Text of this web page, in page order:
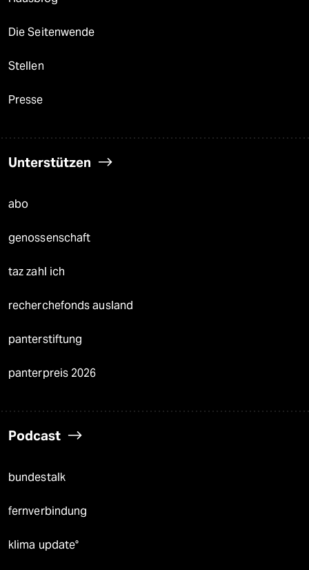
Die Seitenwende
Stellen
Presse
Unterstützen
abo
genossenschaft
taz zahl ich
recherchefonds ausland
panterstiftung
panterpreis 2026
Podcast
bundestalk
fernverbindung
klima update°